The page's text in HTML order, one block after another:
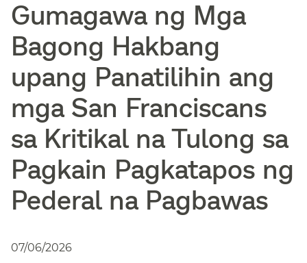
Gumagawa ng Mga
Bagong Hakbang
upang Panatilihin ang
mga San Franciscans
sa Kritikal na Tulong sa
Pagkain Pagkatapos ng
Pederal na Pagbawas​​
07/06/2026​​